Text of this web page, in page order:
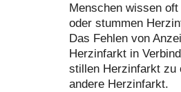
Menschen wissen
oder stummen
Das Fehlen von
Herzinfarkt in
stillen Herzinfarkt zu
andere Herzinfarkt.